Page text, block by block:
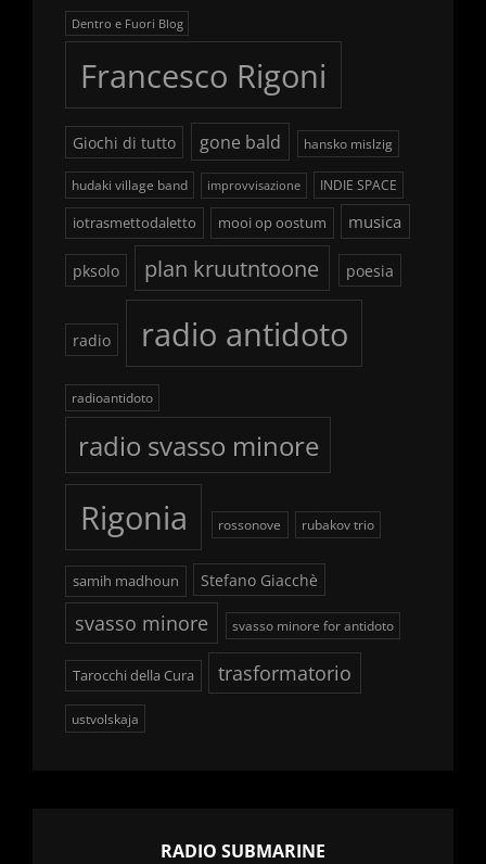
Dentro e Fuori Blog
Francesco Rigoni
Giochi di tutto gone bald hansko mislzig
hudaki village band improvvisazione INDIE SPACE
iotrasmettodaletto mooi op oostum musica
pksolo plan kruutntoone poesia
radio radio antidoto
radioantidoto
radio svasso minore
Rigonia rossonove rubakov trio
samih madhoun Stefano Giacchè
svasso minore svasso minore for antidoto
Tarocchi della Cura trasformatorio
ustvolskaja
RADIO SUBMARINE